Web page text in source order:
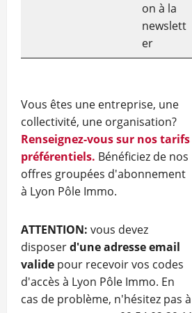
on à la
newslett
er
Vous êtes une entreprise, une
collectivité, une organisation?
Renseignez-vous sur nos tarifs
préférentiels. Bénéficiez de nos
offres groupées d'abonnement
à Lyon Pôle Immo.
ATTENTION: vous devez
disposerd'une adresse email
valide pour recevoir vos codes
d'accès à Lyon Pôle Immo. En
cas de problème, n'hésitez pas à